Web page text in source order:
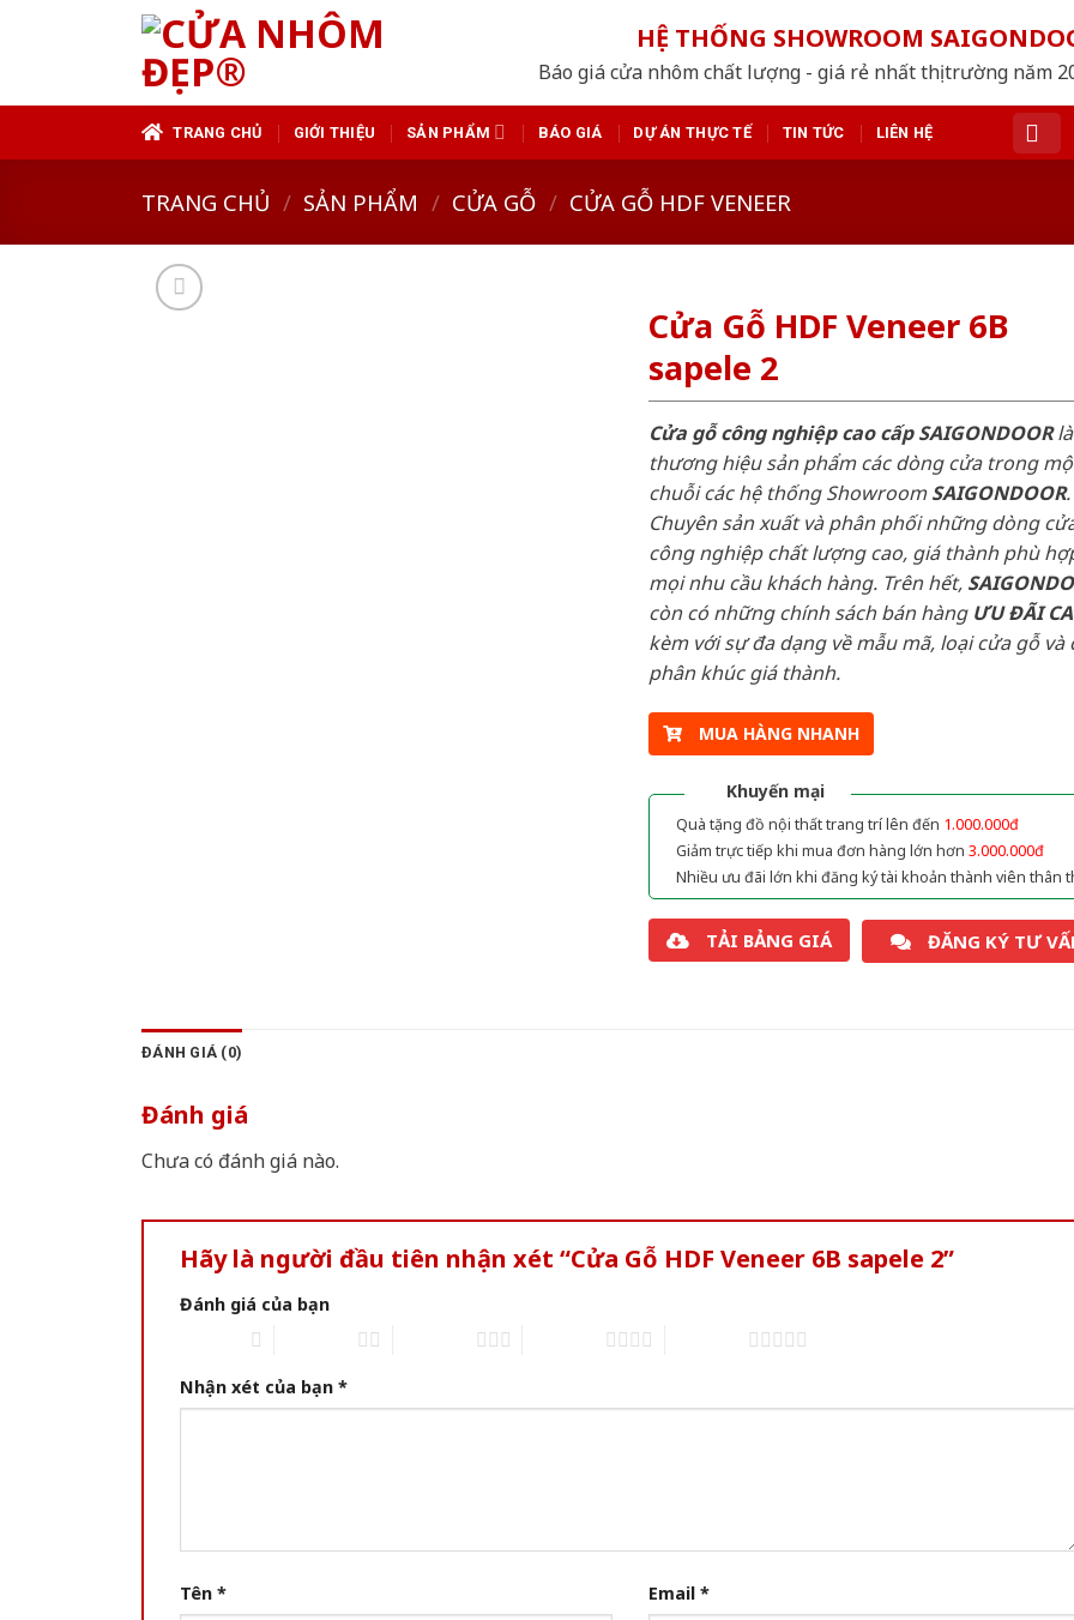
HỆ THỐNG SHOWROOM
Báo giá cửa nhôm chất lượng - giá rẻ nhất thị trường năm
TRANG CHỦ GIỚI THIỆU SẢN PHẨM BÁO GIÁ DỰ ÁN THỰC TẾ TIN TỨC LIÊN HỆ
TRANG CHỦ / SẢN PHẨM / CỬA GỖ / CỬA GỖ HDF VENEER
Cửa Gỗ HDF Veneer 6B
sapele 2
Cửa gỗ công nghiệp cao cấp SAIGONDOORlà
thương hiệu sản phẩm các dòng cửa trong
chuỗi các hệ thống ShowroomSAIGONDOOR.
Chuyên sản xuất và phân phối những dòng
công nghiệp chất lượng cao, giá thành phù
mọi nhu cầu khách hàng. Trên hết,
còn có những chính sách bán hàng ƯU ĐÃI
kèm với sự đa dạng về mẫu mã, loại cửa gỗ và
phân khúc giá thành.
MUA HÀNG NHANH
Khuyến mại
Quà tặng đồ nội thất trang trí lên đến 1.000.000đ
Giảm trực tiếp khi mua đơn hàng lớn hơn 3.000.000đ
Nhiều ưu đãi lớn khi đăng ký tài khoản thành viên thân
TẢI BẢNG GIÁ ĐĂNG KÝ TƯ
ĐÁNH GIÁ (0)
Đánh giá
Chưa có đánh giá nào.
Hãy là người đầu tiên nhận xét “Cửa Gỗ HDF Veneer 6B sapele 2”
Đánh giá của bạn
Nhận xét của bạn *
Tên * Email *